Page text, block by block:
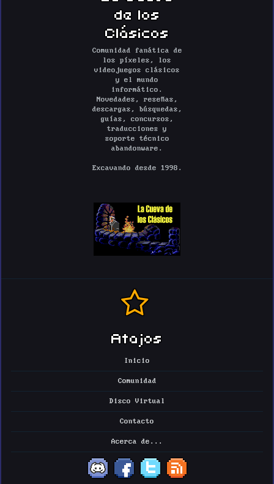
de los
Clásicos
Comunidad fanática de
los píxeles, los
videojuegos clásicos
y el mundo
informático.
Novedades, reseñas,
descargas, búsquedas,
guías, concursos,
traducciones y
soporte técnico
abandonware.
Excavando desde 1998.
Atajos
Inicio
Comunidad
Disco Virtual
Contacto
Acerca de...